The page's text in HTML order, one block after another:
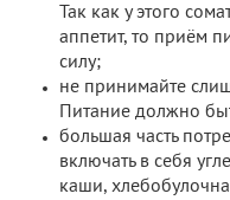
Так как у этого
аппетит, то приём
силу;
не принимайте
Питание должно
большая часть
включать в себя
каши,